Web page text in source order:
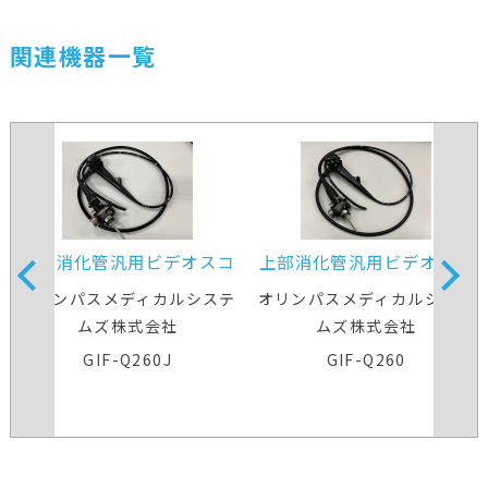
関連機器一覧
上部消化管汎用ビデオスコ
ープ
オリンパスメディカルシステ
ムズ株式会社
GIF-Q260J
上部消化管汎用ビデオスコ
ープ
オリンパスメディカルシステ
ムズ株式会社
GIF-Q260